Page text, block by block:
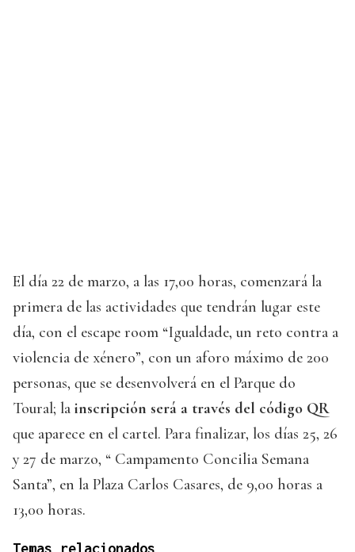
El día 22 de marzo, a las 17,00 horas, comenzará la
primera de las actividades que tendrán lugar este
día, con el escape room “Igualdade, un reto contra a
violencia de xénero”, con un aforo máximo de 200
personas, que se desenvolverá en el Parque do
Toural; la inscripción será a través del código QR
que aparece en el cartel. Para finalizar, los días 25, 26
y 27 de marzo, “ Campamento Concilia Semana
Santa”, en la Plaza Carlos Casares, de 9,00 horas a
13,00 horas.